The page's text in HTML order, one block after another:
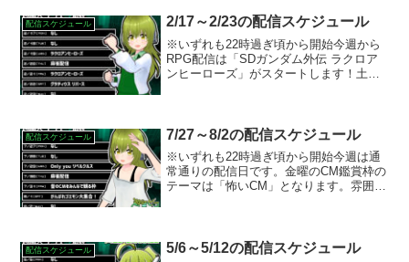
配信スケジュール 2/17～2/23の配信スケジュール
※いずれも22時過ぎ頃から開始今週から
RPG配信は「SDガンダム外伝 ラクロア
ンヒーローズ」がスタートします！土曜
配信スケジュール 7/27～8/2の配信スケジュール
※いずれも22時過ぎ頃から開始今週は通
常通りの配信日です。金曜のCM鑑賞枠の
テーマは「怖いCM」となります。雰囲気
ル自由枠は「が...
配信スケジュール 5/6～5/12の配信スケジュール